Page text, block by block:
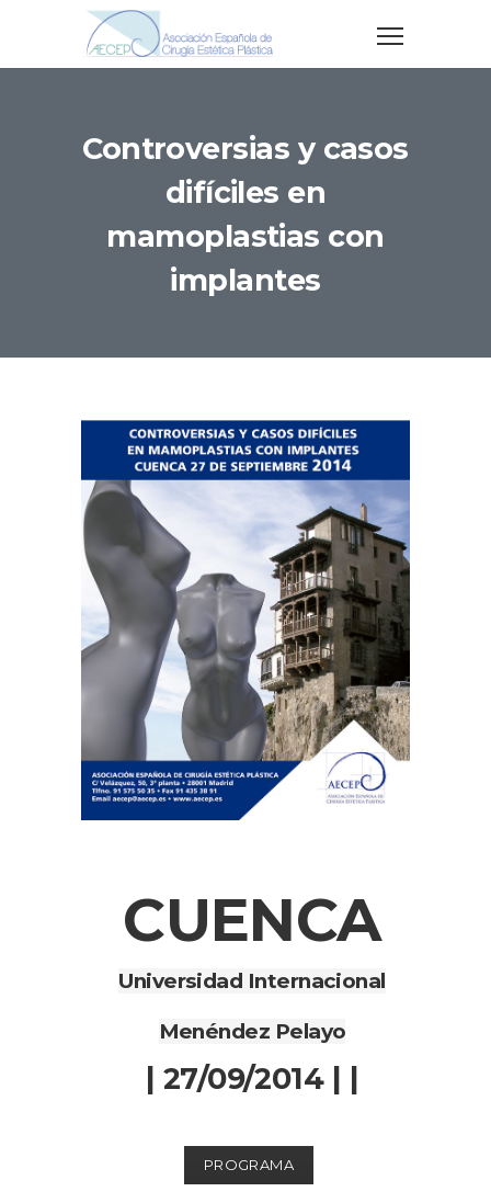
Controversias y casos
difíciles en
mamoplastias con
implantes
CUENCA
Universidad Internacional
Menéndez Pelayo
| 27/09/2014 | |
PROGRAMA